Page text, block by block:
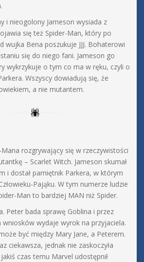
i nieogolony Jameson wysiada z
się też Spider-Man, który po
wujka Bena poszukuje JJJ. Bohaterowi
się do niego fani. Jameson go
wykrzykuje o tym co ma w ręku, czyli o
Wszyscy dowiadują się, że
a nie mutantem.
rozgrywający się w rzeczywistości
– Scarlet Witch. Jameson skumał
i dostał pamiętnik Parkera, w którym
Pająku. W tym numerze ludzie
Man to bardziej MAN niż Spider.
Peter bada sprawę Goblina i przez
wydaje wyrok na przyjaciela.
być między Mary Jane, a Peterem.
ciekawsza, jednak nie zaskoczyła
czas temu Marvel udostępnił